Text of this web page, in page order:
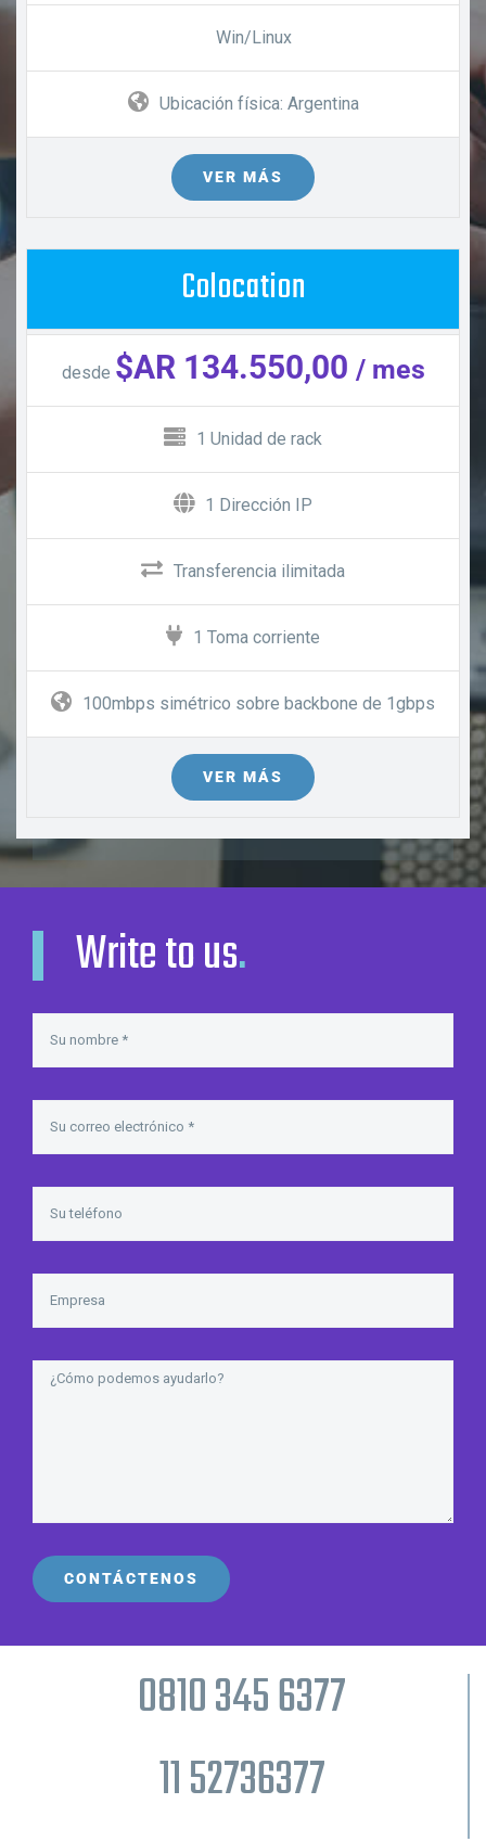
Win/Linux
Ubicación física: Argentina
VER MÁS
Colocation
desde $AR 134.550,00 / mes
1 Unidad de rack
1 Dirección IP
Transferencia ilimitada
1 Toma corriente
100mbps simétrico sobre backbone de 1gbps
VER MÁS
Write to us.
0810 345 6377
11 52736377